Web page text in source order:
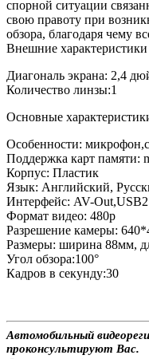
спорной ситуации
свою правоту при
обзора, благодаря чему
Внешние характеристики
Диагональ экрана: 2,4
Количество линзы:1
Основные
Особенности:
Поддержка карт памяти:
Корпус: Пластик
Язык: Английский,
Интерфейс: AV-
Формат видео: 480p
Разрешение камеры:
Размеры: ширина 88мм,
Угол обзора:100°
Кадров в секунду:30
Автомобильный
проконсультируют Вас.